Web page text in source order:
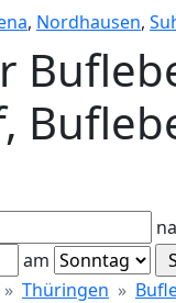
, Nordhausen,
am
Thüringen